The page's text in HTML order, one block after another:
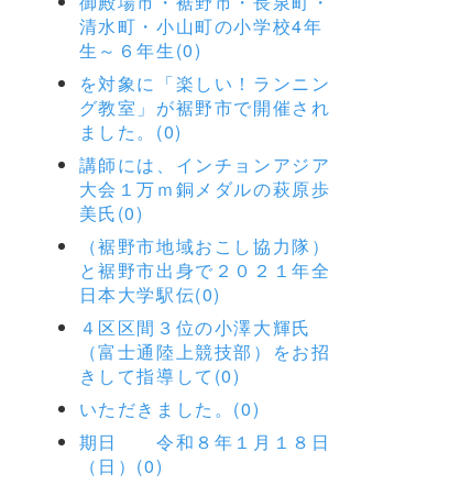
清水町・小山町の小学校4年
生～６年生(0)
を対象に「楽しい！ランニン
グ教室」が裾野市で開催され
ました。(0)
講師には、インチョンアジア
大会１万ｍ銅メダルの萩原歩
美氏(0)
（裾野市地域おこし協力隊）
と裾野市出身で２０２１年全
日本大学駅伝(0)
４区区間３位の小澤大輝氏
（富士通陸上競技部）をお招
きして指導して(0)
いただきました。(0)
期日 令和８年１月１８日
（日）(0)